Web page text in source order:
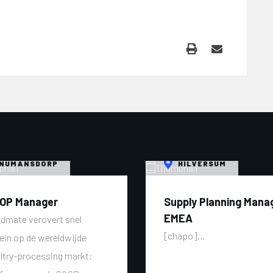
Manager
verovert snel
op de wereldwijde
processing markt:
HILVERSUM
Supply Planning
EMEA
[chapo]...